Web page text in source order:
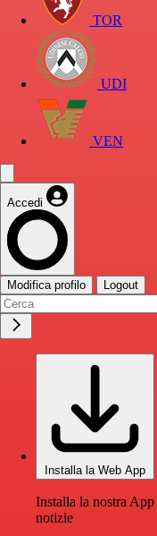
TOR
UDI
VEN
Accedi
Modifica profilo Logout
Installa la Web App
Installa la nostra
notizie